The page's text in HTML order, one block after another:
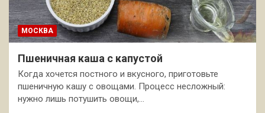
МОСКВА
Пшеничная каша с капустой
Когда хочется постного и вкусного, приготовьте
пшеничную кашу с овощами. Процесс несложный:
нужно лишь потушить овощи,…